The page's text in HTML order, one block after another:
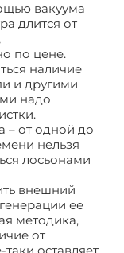
вакуума
длится от
по цене.
наличие
и другими
надо
– от одной до
нельзя
лосьонами
внешний
ее
методика,
от